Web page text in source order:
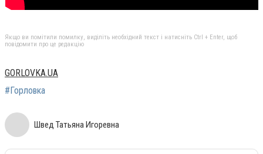
Якщо ви помітили помилку, виділіть необхідний текст і натисніть Ctrl + Enter, щоб
повідомити про це редакцію
GORLOVKA.UA
#Горловка
Швед Татьяна Игоревна